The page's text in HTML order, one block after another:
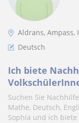
Aldrans, Ampass,
Deutsch
Ich biete
Suchen Sie
Mathe, Deutsch,
Sophia und ich biete